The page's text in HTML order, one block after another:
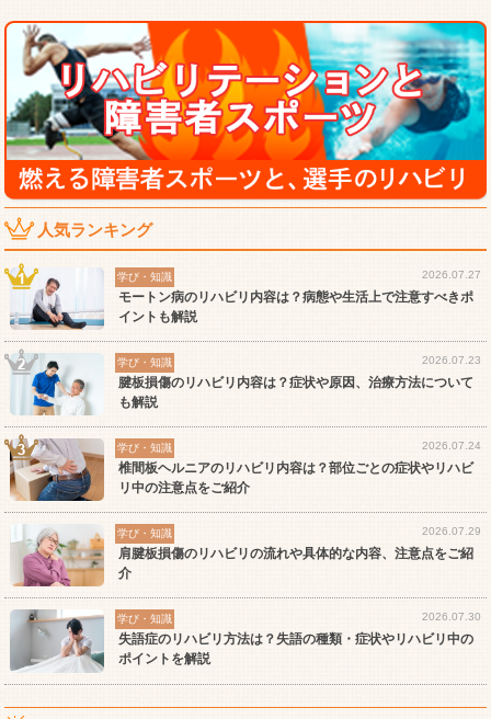
人気ランキング
学び・知識 2026.07.27
モートン病のリハビリ内容は？病態や生活上で注意すべきポ
イントも解説
学び・知識 2026.07.23
腱板損傷のリハビリ内容は？症状や原因、治療方法について
も解説
学び・知識 2026.07.24
椎間板ヘルニアのリハビリ内容は？部位ごとの症状やリハビ
リ中の注意点をご紹介
学び・知識 2026.07.29
肩腱板損傷のリハビリの流れや具体的な内容、注意点をご紹
介
学び・知識 2026.07.30
失語症のリハビリ方法は？失語の種類・症状やリハビリ中の
ポイントを解説